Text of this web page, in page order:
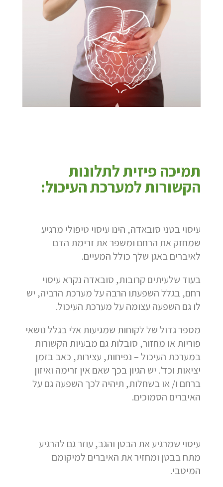
תמיכה פיזית לתלונות
הקשורות למערכת העיכול:
עיסוי בטני סובאדה, הינו עיסוי טיפולי מרגיע
שמחזק את הרחם ומשפר את זרימת הדם
לאיברים באגן שלך כולל המעיים.
בעוד שלעיתים קרובות, סובאדה נקרא עיסוי
רחם, בגלל השפעתו הרבה על מערכת הרביה, יש
לו גם השפעה עצומה על מערכת העיכול.
מספר גדול של לקוחות שמגיעות אלי בגלל נושאי
פוריות או מחזור, סובלות גם מבעיות הקשורות
במערכת העיכול – נפיחות, עצירות, כאב בזמן
יציאות וכד'. יש הגיון בכך שאם אין זרימה ואיזון
ברחם ו/ או בשחלות, תיהיה לכך השפעה גם על
האיברים הסמוכים.
עיסוי שמרגיע את הבטן והגב, עוזר גם להרגיע
מתח בבטן ומחזיר את האיברים למיקומם
המיטבי.